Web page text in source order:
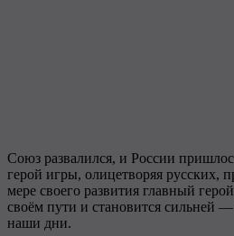
Союз развалился, и России
герой игры, олицетворяя русских,
мере своего развития главный
своём пути и становится сильней
наши дни.